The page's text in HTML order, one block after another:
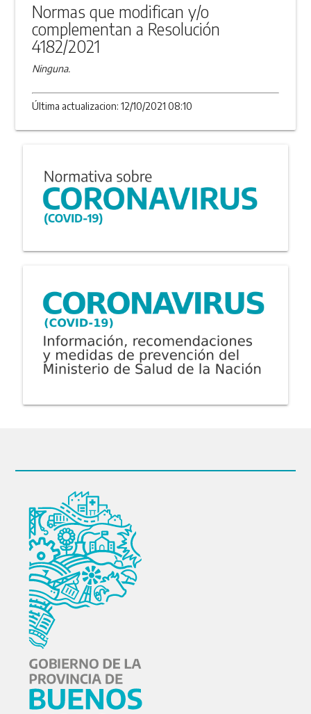
Normas que modifican y/o
complementan a Resolución
4182/2021
Ninguna.
Última actualizacion: 12/10/2021 08:10